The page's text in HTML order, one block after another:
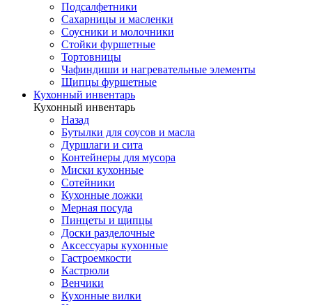
Подсалфетники
Сахарницы и масленки
Соусники и молочники
Стойки фуршетные
Тортовницы
Чафиндиши и нагревательные элементы
Щипцы фуршетные
Кухонный инвентарь
Кухонный инвентарь
Назад
Бутылки для соусов и масла
Дуршлаги и сита
Контейнеры для мусора
Миски кухонные
Сотейники
Кухонные ложки
Мерная посуда
Пинцеты и щипцы
Доски разделочные
Аксессуары кухонные
Гастроемкости
Кастрюли
Венчики
Кухонные вилки